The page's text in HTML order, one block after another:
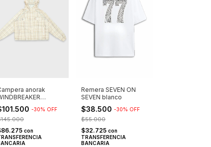
anorak
-30% OFF
con
Remera SEVEN ON
SEVEN blanco
$38.500 -30% OFF
$55.000
$32.725 con
TRANSFERENCIA
BANCARIA